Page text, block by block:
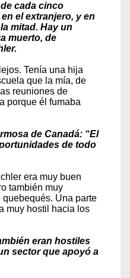
cada cinco
el extranjero, y en
mitad. Hay un
muerto, de
Tenía una hija
que la mía, de
reuniones de
porque él fumaba
de Canadá: “El
de todo
era muy buen
también muy
Una parte
muy hostil hacia los
eran hostiles
sector que apoyó a